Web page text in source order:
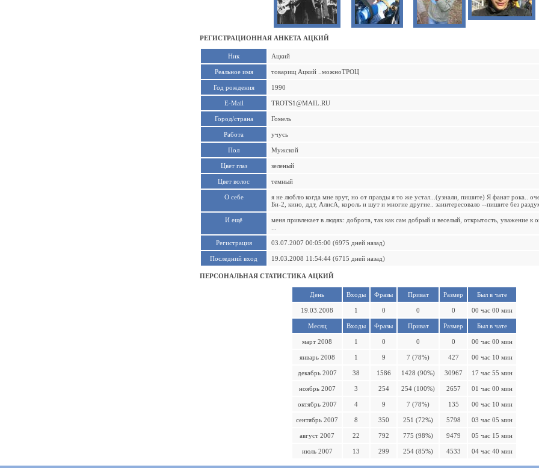
РЕГИСТРАЦИОННАЯ АНКЕТА АЦКИЙ
Ник Ацкий
Реальное имя товарищ Ацкий ..можноТРОЦ
Год рождения 1990
E-Mail TROTS1@MAIL.RU
Город/страна Гомель
Работа учусь
Пол Мужской
Цвет глаз зеленый
Цвет волос темный
О себе
я не люблю когда мне врут, но от правды я то же устал...(узнали, пишите) Я фанат рока..
Би-2, кино, ддт, АлисА, король и шут и многие другие.. заинтересовало --пишите без
И ещё
меня привлекает в людях: доброта, так как сам добрый и веселый, открытость, уважение
Регистрация 03.07.2007 00:05:00 (6975 дней назад)
Последний вход 19.03.2008 11:54:44 (6715 дней назад)
ПЕРСОНАЛЬНАЯ СТАТИСТИКА АЦКИЙ
День Входы Фразы Приват Размер Был в чате
19.03.2008 1 0 0 0 00 час 00 мин
Месяц Входы Фразы Приват Размер Был в чате
март 2008 1 0 0 0 00 час 00 мин
январь 2008 1 9 7 (78%) 427 00 час 10 мин
декабрь 2007 38 1586 1428 (90%) 30967 17 час 55 мин
ноябрь 2007 3 254 254 (100%) 2657 01 час 00 мин
октябрь 2007 4 9 7 (78%) 135 00 час 10 мин
сентябрь 2007 8 350 251 (72%) 5798 03 час 05 мин
август 2007 22 792 775 (98%) 9479 05 час 15 мин
июль 2007 13 299 254 (85%) 4533 04 час 40 мин